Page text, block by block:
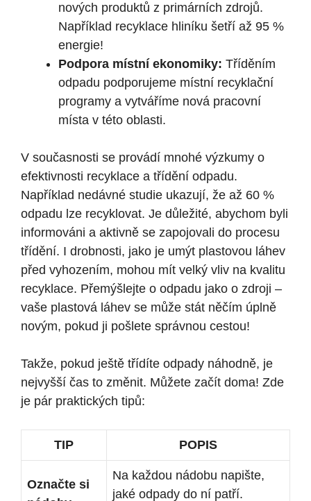
nových produktů z primárních zdrojů.
Například recyklace hliníku šetří až 95 %
energie!
Podpora místní ekonomiky: Tříděním
odpadu podporujeme místní recyklační
programy a vytváříme nová pracovní
místa v této oblasti.
V současnosti se provádí mnohé výzkumy o
efektivnosti recyklace a třídění odpadu.
Například nedávné studie ukazují, že až 60 %
odpadu lze recyklovat. Je důležité, abychom byli
informováni a aktivně se zapojovali do procesu
třídění. I drobnosti, jako je umýt plastovou láhev
před vyhozením, mohou mít velký vliv na kvalitu
recyklace. Přemýšlejte o odpadu jako o zdroji –
vaše plastová láhev se může stát něčím úplně
novým, pokud ji pošlete správnou cestou!
Takže, pokud ještě třídíte odpady náhodně, je
nejvyšší čas to změnit. Můžete začít doma! Zde
je pár praktických tipů:
TIP POPIS
Označte si
Na každou nádobu napište,
jaké odpady do ní patří.